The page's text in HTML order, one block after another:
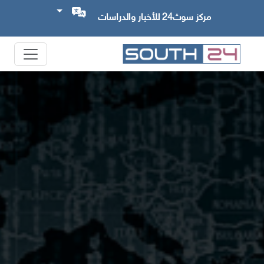
مركز سوث24 للأخبار والدراسات